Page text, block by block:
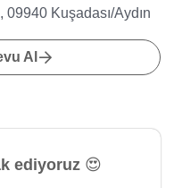
Kuşadası/Aydın
Al
ediyoruz 😍